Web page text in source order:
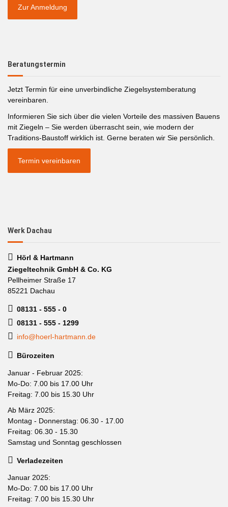
Zur Anmeldung
Beratungstermin
Jetzt Termin für eine unverbindliche Ziegelsystemberatung
vereinbaren.
Informieren Sie sich über die vielen Vorteile des massiven Bauens
mit Ziegeln – Sie werden überrascht sein, wie modern der
Traditions-Baustoff wirklich ist. Gerne beraten wir Sie persönlich.
Termin vereinbaren
Werk Dachau
Hörl & Hartmann
Ziegeltechnik GmbH & Co. KG
Pellheimer Straße 17
85221 Dachau
08131 - 555 - 0
08131 - 555 - 1299
info@hoerl-hartmann.de
Bürozeiten
Januar - Februar 2025:
Mo-Do: 7.00 bis 17.00 Uhr
Freitag: 7.00 bis 15.30 Uhr
Ab März 2025:
Montag - Donnerstag: 06.30 - 17.00
Freitag: 06.30 - 15.30
Samstag und Sonntag geschlossen
Verladezeiten
Januar 2025:
Mo-Do: 7.00 bis 17.00 Uhr
Freitag: 7.00 bis 15.30 Uhr